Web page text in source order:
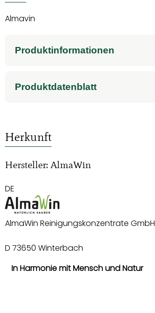
Almavin
Produktinformationen
Produktdatenblatt
Herkunft
Hersteller: AlmaWin
DE
AlmaWin Reinigungskonzentrate GmbH
D 73650 Winterbach
In Harmonie mit Mensch und Natur